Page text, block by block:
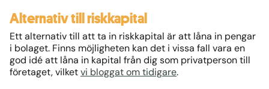
Alternativ till riskkapital
Ett alternativ till att ta in riskkapital är att låna in pengar
i bolaget. Finns möjligheten kan det i vissa fall vara en
god idé att låna in kapital från dig som privatperson till
företaget, vilketvi bloggat om tidigare.